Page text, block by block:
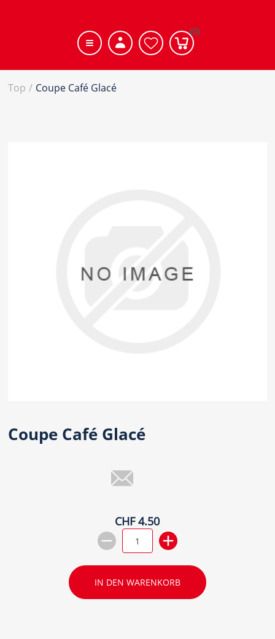
(0)
Top / Coupe Café Glacé
Coupe Café Glacé
CHF 4.50
IN DEN WARENKORB